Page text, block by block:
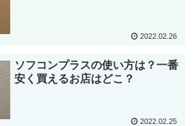
2022.02.26
ソフコンプラスの使い方は？一番
安く買えるお店はどこ？
2022.02.25